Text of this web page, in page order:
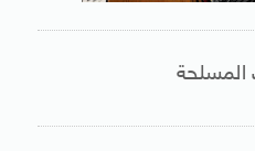
المسلحة